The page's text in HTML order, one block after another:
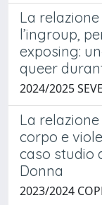
La
l’ingroup,
exposing:
queer
2024/2025
La
corpo e
caso studio
Donna
2023/2024